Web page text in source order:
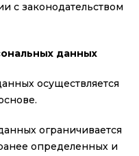
с законодательством
данных
осуществляется
ограничивается
определенных и